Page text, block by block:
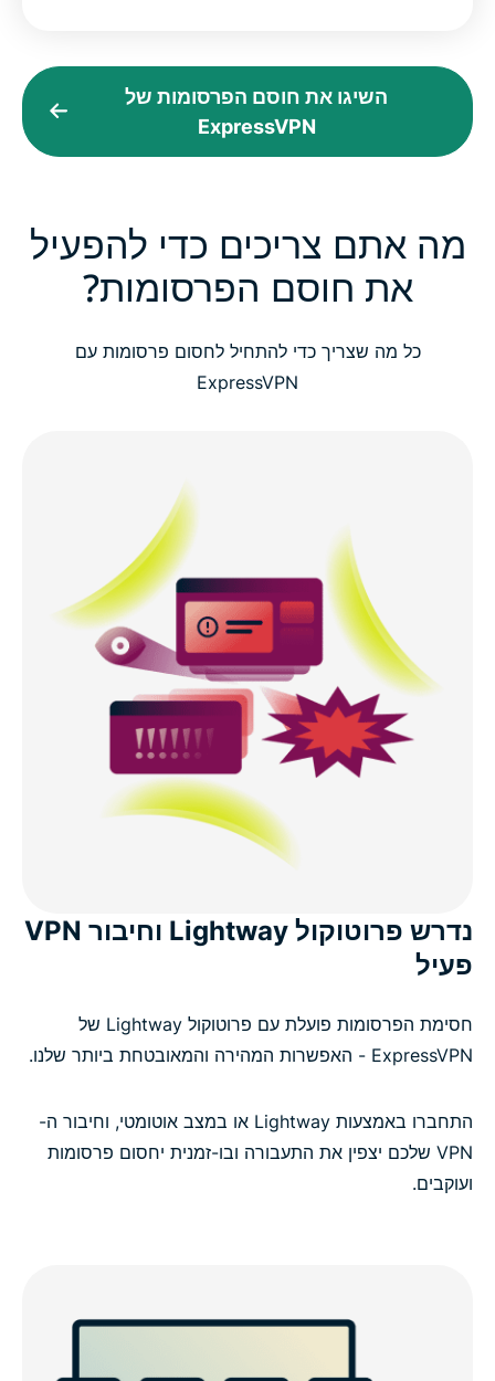
השיגו את חוסם הפרסומות של
ExpressVPN
מה אתם צריכים כדי להפעיל
את חוסם הפרסומות?
כל מה שצריך כדי להתחיל לחסום פרסומות עם
ExpressVPN
נדרש פרוטוקול Lightway וחיבור VPN
פעיל
חסימת הפרסומות פועלת עם פרוטוקול Lightway של
ExpressVPN - האפשרות המהירה והמאובטחת ביותר שלנו.
התחברו באמצעות Lightway או במצב אוטומטי, וחיבור ה-
VPN שלכם יצפין את התעבורה ובו-זמנית יחסום פרסומות
ועוקבים.